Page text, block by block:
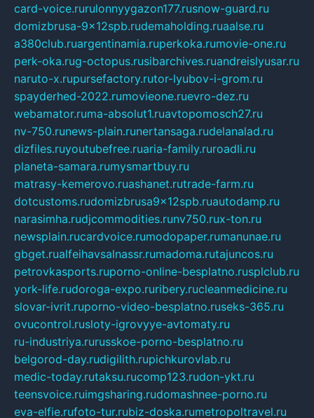
card-voice.rurulonnyygazon177.rusnow-guard.ru
domizbrusa-9x12spb.rudemaholding.ruaalse.ru
a380club.ruargentinamia.ruperkoka.rumovie-one.ru
perk-oka.rug-octopus.rusibarchives.ruandreislyusar.ru
naruto-x.rupursefactory.rutor-lyubov-i-grom.ru
spayderhed-2022.rumovieone.ruevro-dez.ru
webamator.ruma-absolut1.ruavtopomosch27.ru
nv-750.runews-plain.runertansaga.rudelanalad.ru
dizfiles.ruyoutubefree.ruaria-family.ruroadli.ru
planeta-samara.rumysmartbuy.ru
matrasy-kemerovo.ruashanet.rutrade-farm.ru
dotcustoms.rudomizbrusa9x12spb.ruautodamp.ru
narasimha.rudjcommodities.runv750.rux-ton.ru
newsplain.rucardvoice.rumodopaper.rumanunae.ru
gbget.rualfeihavsalnassr.rumadoma.rutajuncos.ru
petrovkasports.ruporno-online-besplatno.rusplclub.ru
york-life.rudoroga-expo.ruribery.rucleanmedicine.ru
slovar-ivrit.ruporno-video-besplatno.ruseks-365.ru
ovucontrol.rusloty-igrovyye-avtomaty.ru
ru-industriya.rurusskoe-porno-besplatno.ru
belgorod-day.rudigilith.rupichkurovlab.ru
medic-today.rutaksu.rucomp123.rudon-ykt.ru
teensvoice.ruimgsharing.rudomashnee-porno.ru
eva-elfie.rufoto-tur.rubiz-doska.rumetropoltravel.ru